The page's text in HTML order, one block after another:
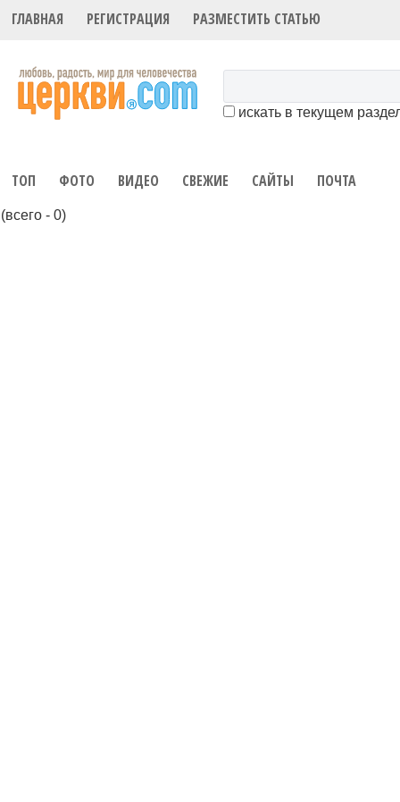
ГЛАВНАЯ РЕГИСТРАЦИЯ РАЗМЕСТИТЬ СТАТЬЮ
искать в текущем
ТОП ФОТО ВИДЕО СВЕЖИЕ САЙТЫ ПОЧТА
(всего - 0)